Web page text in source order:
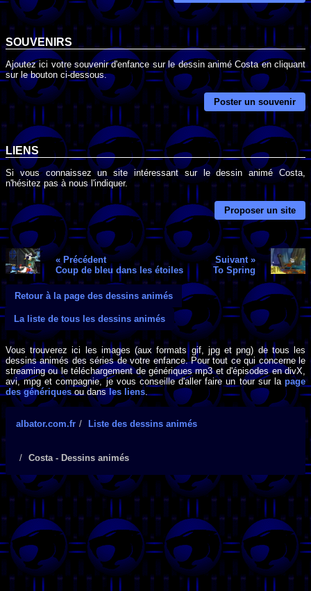
SOUVENIRS
Ajoutez ici votre souvenir d'enfance sur le dessin animé Costa en cliquant
sur le bouton ci-dessous.
Poster un souvenir
LIENS
Si vous connaissez un site intéressant sur le dessin animé Costa,
n'hésitez pas à nous l'indiquer.
Proposer un site
« Précédent
Coup de bleu dans les étoiles
Suivant »
To Spring
Retour à la page des dessins animés
La liste de tous les dessins animés
Vous trouverez ici les images (aux formats gif, jpg et png) de tous les
dessins animés des séries de votre enfance. Pour tout ce qui concerne le
streaming ou le téléchargement de génériques mp3 et d'épisodes en divX,
avi, mpg et compagnie, je vous conseille d'aller faire un tour sur la page
des génériquesou dans les liens.
albator.com.fr Liste des dessins animés
Costa - Dessins animés